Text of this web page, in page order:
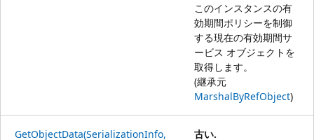
このインスタンスの有
効期間ポリシーを制御
する現在の有効期間サ
ービス オブジェクトを
取得します。
(継承元
MarshalByRefObject)
GetObjectData(SerializationInfo,
古い.